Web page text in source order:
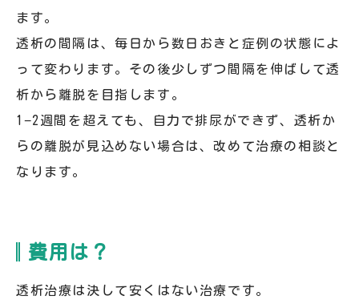
ます。
透析の間隔は、毎日から数日おきと症例の状態によ
って変わります。その後少しずつ間隔を伸ばして透
析から離脱を目指します。
1−2週間を超えても、自力で排尿ができず、透析か
らの離脱が見込めない場合は、改めて治療の相談と
なります。
費用は？
透析治療は決して安くはない治療です。